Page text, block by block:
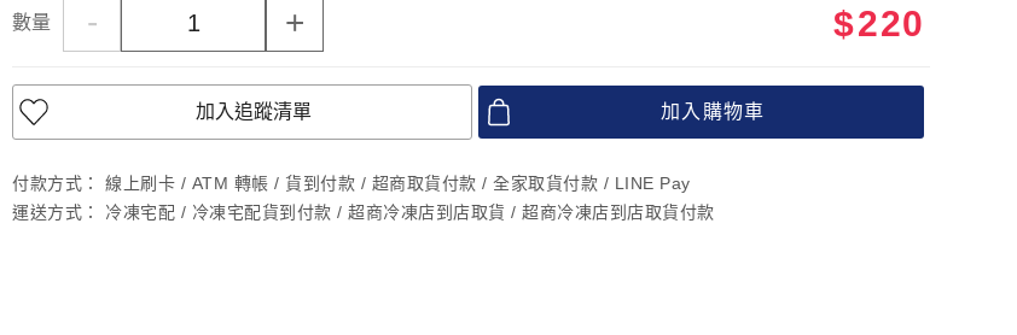
數量 - + $220
加入追蹤清單 加入購物車
付款方式：
線上刷卡 / ATM 轉帳 / 貨到付款 / 超商取貨付款 / 全家取貨付款 / LINE Pay
運送方式：
冷凍宅配 / 冷凍宅配貨到付款 / 超商冷凍店到店取貨 / 超商冷凍店到店取貨付款